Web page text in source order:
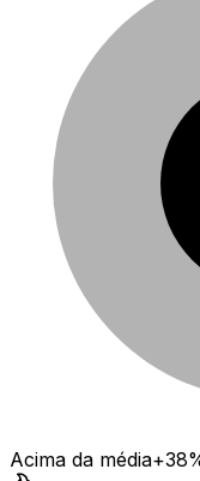
Acima da média